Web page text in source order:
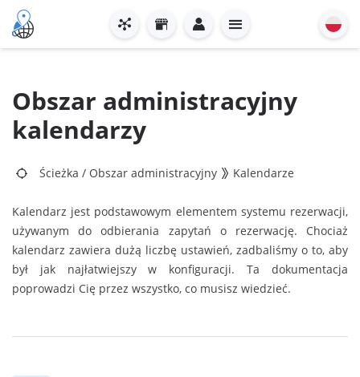
Obszar administracyjny
kalendarzy
Ścieżka / Obszar administracyjny Kalendarze
Kalendarz jest podstawowym elementem systemu rezerwacji,
używanym do odbierania zapytań o rezerwację. Chociaż
kalendarz zawiera dużą liczbę ustawień, zadbaliśmy o to, aby
był jak najłatwiejszy w konfiguracji. Ta dokumentacja
poprowadzi Cię przez wszystko, co musisz wiedzieć.